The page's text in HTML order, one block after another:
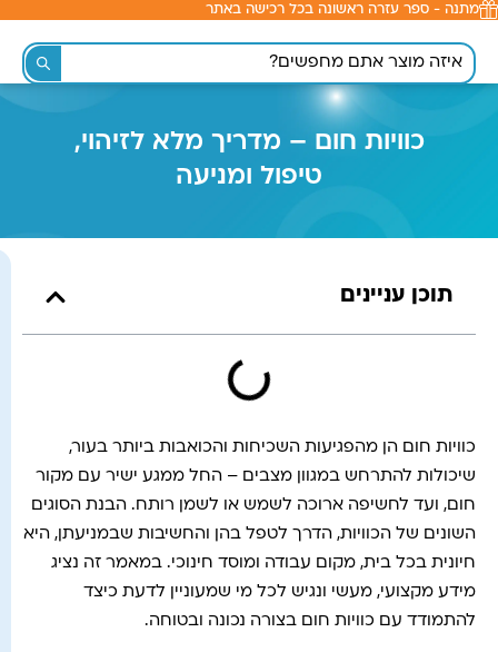
לתוכן
מתנה - ספר עזרה ראשונה בכל רכישה באתר
כוויות חום – מדריך מלא לזיהוי,
טיפול ומניעה
תוכן עניינים
כוויות חום הן מהפגיעות השכיחות והכואבות ביותר בעור,
שיכולות להתרחש במגוון מצבים – החל ממגע ישיר עם מקור
חום, ועד לחשיפה ארוכה לשמש או לשמן רותח. הבנת הסוגים
השונים של הכוויות, הדרך לטפל בהן והחשיבות שבמניעתן, היא
חיונית בכל בית, מקום עבודה ומוסד חינוכי. במאמר זה נציג
מידע מקצועי, מעשי ונגיש לכל מי שמעוניין לדעת כיצד
להתמודד עם כוויות חום בצורה נכונה ובטוחה.